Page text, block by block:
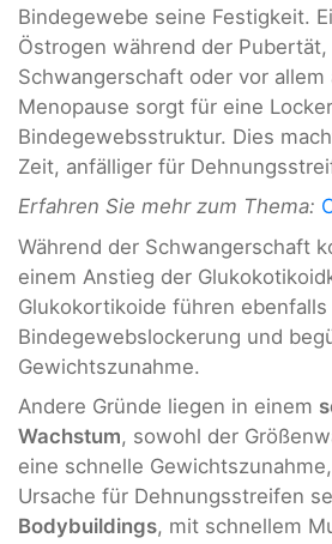
Bindegewebe seine Festigkeit.
Östrogen während der Pubertät,
Schwangerschaft oder vor allem
Menopause sorgt für eine
Bindegewebsstruktur. Dies
Zeit, anfälliger für
Erfahren Sie mehr zum Thema:
Während der Schwangerschaft
einem Anstieg der
Glukokortikoide führen
Bindegewebslockerung und
Gewichtszunahme.
Andere Gründe liegen in einem
Wachstum, sowohl der
eine schnelle
Ursache für Dehnungsstreifen
Bodybuildings, mit schnellem